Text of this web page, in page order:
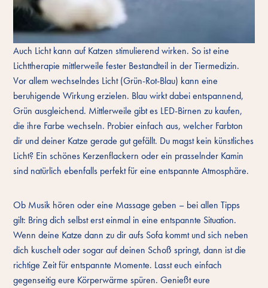
Auch Licht kann auf Katzen stimulierend wirken. So ist eine
Lichttherapie mittlerweile fester Bestandteil in der Tiermedizin.
Vor allem wechselndes Licht (Grün-Rot-Blau) kann eine
beruhigende Wirkung erzielen. Blau wirkt dabei entspannend,
Grün ausgleichend. Mittlerweile gibt es LED-Birnen zu kaufen,
die ihre Farbe wechseln. Probier einfach aus, welcher Farbton
dir und deiner Katze gerade gut gefällt. Du magst kein künstliches
Licht? Ein schönes Kerzenflackern oder ein prasselnder Kamin
sind natürlich ebenfalls perfekt für eine entspannte Atmosphäre.
Ob Musik hören oder eine Massage geben – bei allen Tipps
gilt: Bring dich selbst erst einmal in eine entspannte Situation.
Wenn deine Katze dann zu dir aufs Sofa kommt und sich neben
dich kuschelt oder sogar auf deinen Schoß springt, dann ist die
richtige Zeit für entspannte Momente. Lasst euch einfach
gegenseitig eure Körperwärme spüren. Genießt eure